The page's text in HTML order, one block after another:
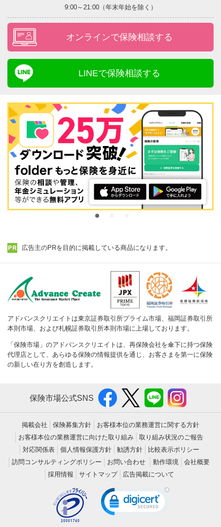
9:00～21:00（年末年始を除く）
オンラインで保険相談する
LINEで保険相談する
広告主のPRを目的に掲載している商品になります。
アドバンスクリエイトは東京証券取引所プライム市場、福岡証券取引所
本則市場、および札幌証券取引所本則市場に上場しております。
「保険市場」のアドバンスクリエイトは、再保険会社を傘下に持つ保険
代理店として、あらゆる保険の情報提供を通じ、お客さまを第一に保険
の新しい在り方を創造します。
保険市場公式SNS
掲載会社 保険募集方針
お客様本位の業務運営に関する方針
お客様本位の業務運営に向けた取り組み
取り組み状況のご報告
対応関係表
個人情報保護方針 勧誘方針
比較表示ポリシー
訪問コンサルティングポリシー
お問い合わせ 動作環境
会社概要
採用情報
サイトマップ 広告掲載について